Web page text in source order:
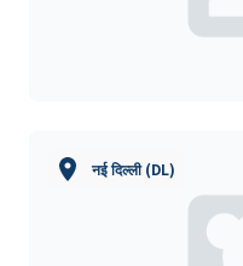
नई दिल्ली (DL)